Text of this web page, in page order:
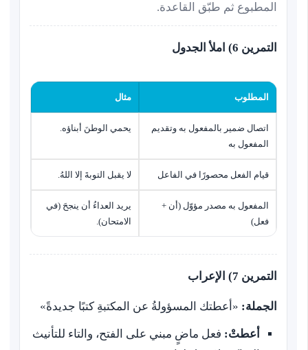
المطبوع ثم طبّق القاعدة.
التمرين 6) املأ الجدول
المطلوب مثال
اتصال ضمير بالمفعول به وتقديم
المفعول به
يحمي الوطنَ أبناؤه.
قيام الفعل محصورًا في الفاعل لا يقبل التوبةَ إلا اللهُ.
المفعول به مصدر مؤوّل (أن +
فعل)
يريد العداءُ أن ينجحَ (في
الامتحان).
التمرين 7) الإعراب
الجملة: «أعطتك المسؤولةُ عن المكتبةِ كتبًا جديدةً»
أعطتْ: فعل ماضٍ مبني على الفتح، والتاء للتأنيث